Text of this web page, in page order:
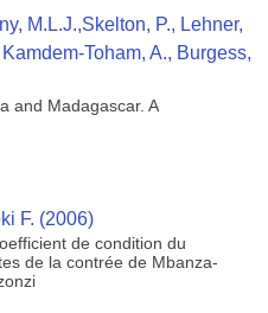
M.L.J.,Skelton, P., Lehner,
Toham, A., Burgess,
and Madagascar. A
F. (2006)
de condition du
de la contrée de Mbanza-